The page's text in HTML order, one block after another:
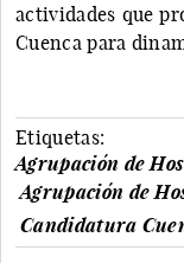
actividades que
Cuenca para
Etiquetas:
Agrupación de
Agrupación de
Candidatura